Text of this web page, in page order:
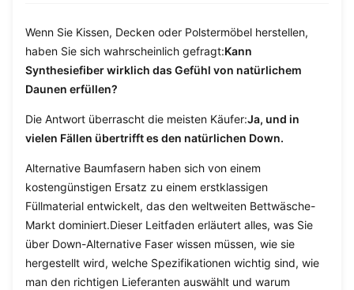
Wenn Sie Kissen, Decken oder Polstermöbel herstellen,
haben Sie sich wahrscheinlich gefragt:Kann
Synthesiefiber wirklich das Gefühl von natürlichem
Daunen erfüllen?
Die Antwort überrascht die meisten Käufer:Ja, und in
vielen Fällen übertrifft es den natürlichen Down.
Alternative Baumfasern haben sich von einem
kostengünstigen Ersatz zu einem erstklassigen
Füllmaterial entwickelt, das den weltweiten Bettwäsche-
Markt dominiert.Dieser Leitfaden erläutert alles, was Sie
über Down-Alternative Faser wissen müssen, wie sie
hergestellt wird, welche Spezifikationen wichtig sind, wie
man den richtigen Lieferanten auswählt und warum